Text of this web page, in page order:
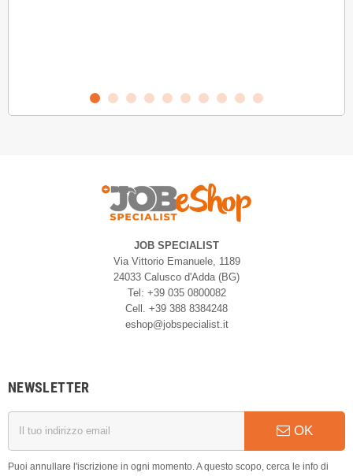
JOB SPECIALIST
Via Vittorio Emanuele, 1189
24033 Calusco d'Adda (BG)
Tel: +39 035 0800082
Cell. +39 388 8384248
eshop@jobspecialist.it
NEWSLETTER
OK
Puoi annullare l'iscrizione in ogni momento. A questo scopo, cerca le info di